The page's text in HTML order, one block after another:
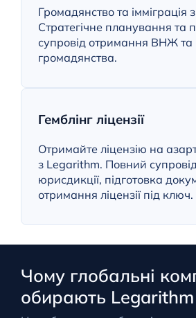
Громадянство та імміграція
Стратегічне планування та
супровід отримання ВНЖ та
громадянства.
Гемблінг ліцензії
Отримайте ліцензію на
з Legarithm. Повний
юрисдикції, підготовка
отримання ліцензії під ключ.
Чому глобальні
обирають Legarithm